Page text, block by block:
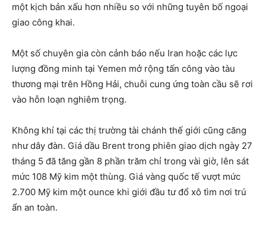
một kịch bản xấu hơn nhiều so với những tuyên bố ngoại
giao công khai.
Một số chuyên gia còn cảnh báo nếu Iran hoặc các lực
lượng đồng minh tại Yemen mở rộng tấn công vào tàu
thương mại trên Hồng Hải, chuỗi cung ứng toàn cầu sẽ rơi
vào hỗn loạn nghiêm trọng.
Không khí tại các thị trường tài chánh thế giới cũng căng
như dây đàn. Giá dầu Brent trong phiên giao dịch ngày 27
tháng 5 đã tăng gần 8 phần trăm chỉ trong vài giờ, lên sát
mức 108 Mỹ kim một thùng. Giá vàng quốc tế vượt mức
2.700 Mỹ kim một ounce khi giới đầu tư đổ xô tìm nơi trú
ẩn an toàn.